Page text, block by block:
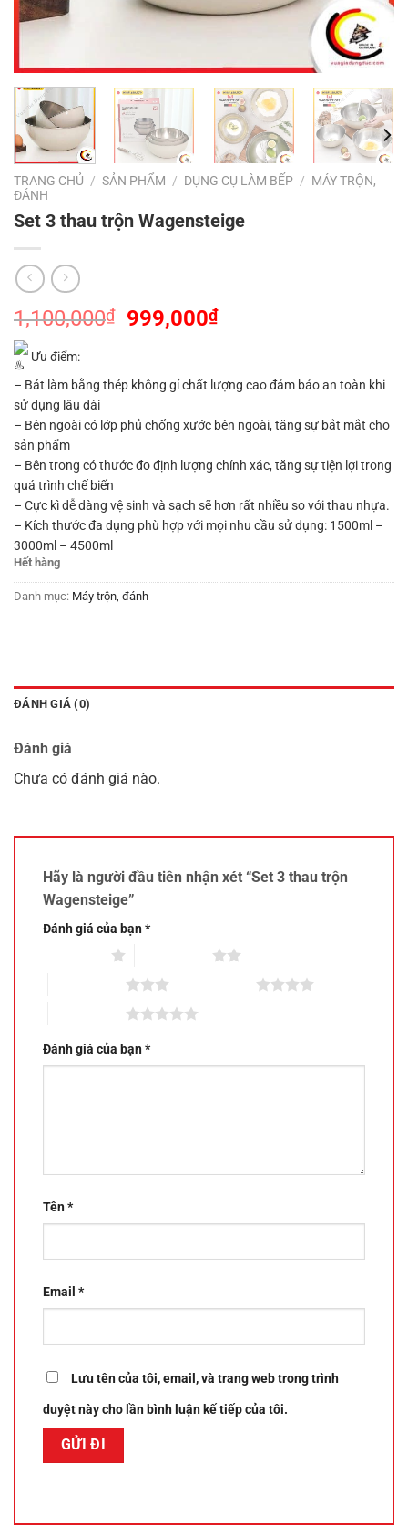
TRANG CHỦ / SẢN PHẨM / DỤNG CỤ LÀM BẾP / MÁY TRỘN,
ĐÁNH
Set 3 thau trộn Wagensteige
1,100,000₫
Giá
1,100,000₫.
999,000₫Giá
là:
Ưu điểm:
– Bát làm bằng thép không gỉ chất lượng cao đảm bảo an toàn khi
sử dụng lâu dài
– Bên ngoài có lớp phủ chống xước bên ngoài, tăng sự bắt mắt cho
sản phẩm
– Bên trong có thước đo định lượng chính xác, tăng sự tiện lợi trong
quá trình chế biến
– Cực kì dễ dàng vệ sinh và sạch sẽ hơn rất nhiều so với thau nhựa.
– Kích thước đa dụng phù hợp với mọi nhu cầu sử dụng: 1500ml –
3000ml – 4500ml
Hết hàng
Danh mục: Máy trộn, đánh
ĐÁNH GIÁ (0)
Đánh giá
Chưa có đánh giá nào.
Hãy là người đầu tiên nhận xét “Set 3 thau trộn
Wagensteige”
Đánh giá của bạn*
Đánh giá của bạn*
Tên*
Email *
Lưu tên của tôi, email, và trang web trong trình
duyệt này cho lần bình luận kế tiếp của tôi.